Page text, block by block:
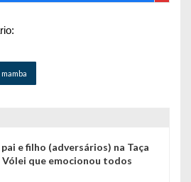
e filho (adversários) na Taça
que emocionou todos